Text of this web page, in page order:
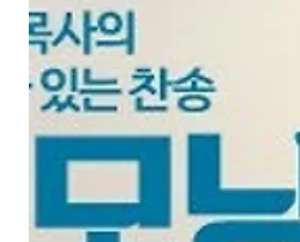
내가 가진 것을 자랑하러 가는 것이 아니라,
겸손히 나가야 한다고 말하고 있습니다. 여러
이 그대로, 연약한 모습 그대로 주님을 만나
그대로 인정하시고,..